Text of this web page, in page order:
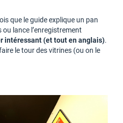
que le guide explique un pan
ou lance l’enregistrement
intéressant (et tout en anglais).
le tour des vitrines (ou on le